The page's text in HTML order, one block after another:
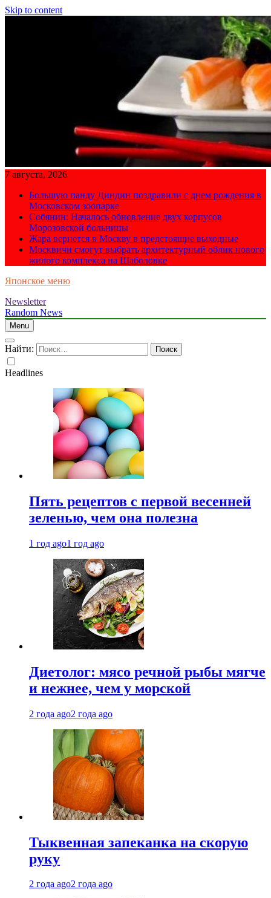
Skip to content
7 августа, 2026
Большую панду Диндин поздравили с днем рождения в
Московском зоопарке
Собянин: Началось обновление двух корпусов
Морозовской больницы
Жара вернется в Москву в предстоящие выходные
Москвичи смогут выбрать архитектурный облик нового
жилого комплекса на Шаболовке
Японское меню
Newsletter
Random News
Menu
Найти:
Headlines
Пять рецептов с первой весенней
зеленью, чем она полезна
1 год ago1 год ago
Диетолог: мясо речной рыбы мягче
и нежнее, чем у морской
2 года ago2 года ago
Тыквенная запеканка на скорую
руку
2 года ago2 года ago